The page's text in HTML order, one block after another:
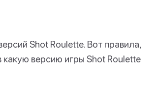
Shot Roulette. Вот правила,
какую версию игры Shot Roulette